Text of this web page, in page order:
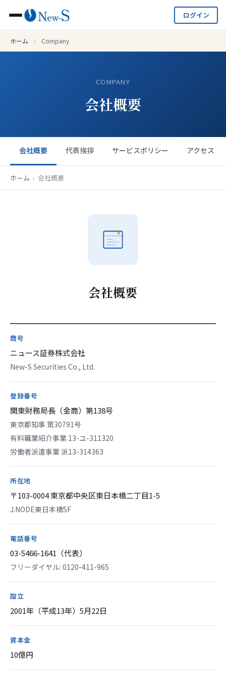
ログイン
ホーム › Company
COMPANY
会社概要
会社概要 代表挨拶 サービスポリシー アクセス
ホーム › 会社概要
会社概要
商号
ニュース証券株式会社
New-S Securities Co., Ltd.
登録番号
関東財務局長（金商）第138号
東京都知事 第30791号
有料職業紹介事業 13-ユ-311320
労働者派遣事業 派13-314363
所在地
〒103-0004 東京都中央区東日本橋二丁目1-5
J.NODE東日本橋5F
電話番号
03-5466-1641（代表）
フリーダイヤル: 0120-411-965
設立
2001年（平成13年）5月22日
資本金
10億円